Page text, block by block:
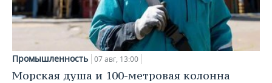
Промышленность 07 авг, 13:00
Морская душа и 100-метровая колонна